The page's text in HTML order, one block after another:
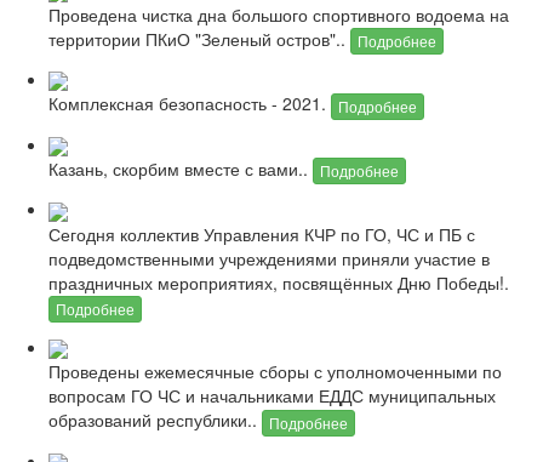
Проведена чистка дна большого спортивного водоема на
территории ПКиО "Зеленый остров"..
Подробнее
Комплексная безопасность - 2021. Подробнее
Казань, скорбим вместе с вами.. Подробнее
Сегодня коллектив Управления КЧР по ГО, ЧС и ПБ с
подведомственными учреждениями приняли участие в
праздничных мероприятиях, посвящённых Дню Победы!.
Подробнее
Проведены ежемесячные сборы с уполномоченными по
вопросам ГО ЧС и начальниками ЕДДС муниципальных
образований республики..
Подробнее